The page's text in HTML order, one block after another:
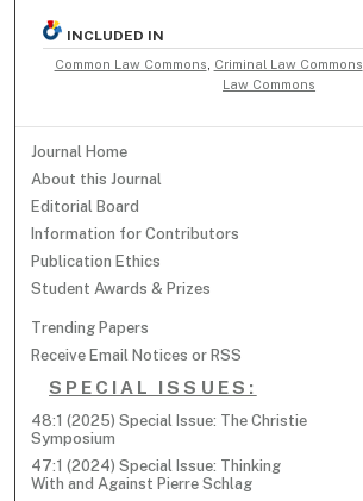
INCLUDED IN
Common Law Commons Criminal Law Commons
Law Commons
Journal Home
About this Journal
Editorial Board
Information for Contributors
Publication Ethics
Student Awards & Prizes
Trending Papers
Receive Email Notices or RSS
SPECIAL ISSUES:
48:1 (2025) Special Issue: The Christie
Symposium
47:1 (2024) Special Issue: Thinking
With and Against Pierre Schlag